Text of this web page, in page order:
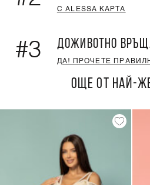
С ALESSA КАРТА
#3 ДОЖИВОТНО
ДА! ПРОЧЕТЕ
ОЩЕ ОТ НАЙ-